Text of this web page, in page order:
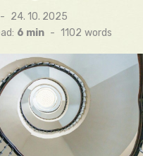
Posted
on
24. 10. 2025
6 min - 1102 words